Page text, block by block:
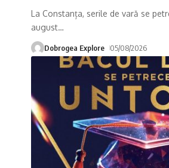
La Constanța, serile de vară se
august…
Dobrogea Explore 05/08/2026